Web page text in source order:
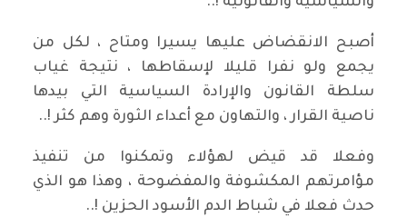
أصبح الانقضاض عليها يسيرا ومتاح ، لكل من
يجمع ولو نفرا قليلا لإسقاطها ، نتيجة غياب
سلطة القانون والإرادة السياسية التي بيدها
ناصية القرار ، والتهاون مع أعداء الثورة وهم كثر !..
وفعلا قد قيض لهؤلاء وتمكنوا من تنفيذ
مؤامرتهم المكشوفة والمفضوحة ، وهذا هو الذي
حدث فعلا في شباط الدم الأسود الحزين !..